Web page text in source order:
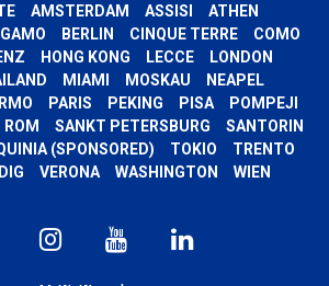
AMSTERDAM ASSISI
ATHEN
BERLIN CINQUE TERRE
COMO
HONG KONG LECCE
LONDON
MIAMI MOSKAU
NEAPEL
PARIS PEKING PISA
POMPEJI
ROM SANKT PETERSBURG
SANTORIN
(SPONSORED) TOKIO
TRENTO
VERONA WASHINGTON WIEN